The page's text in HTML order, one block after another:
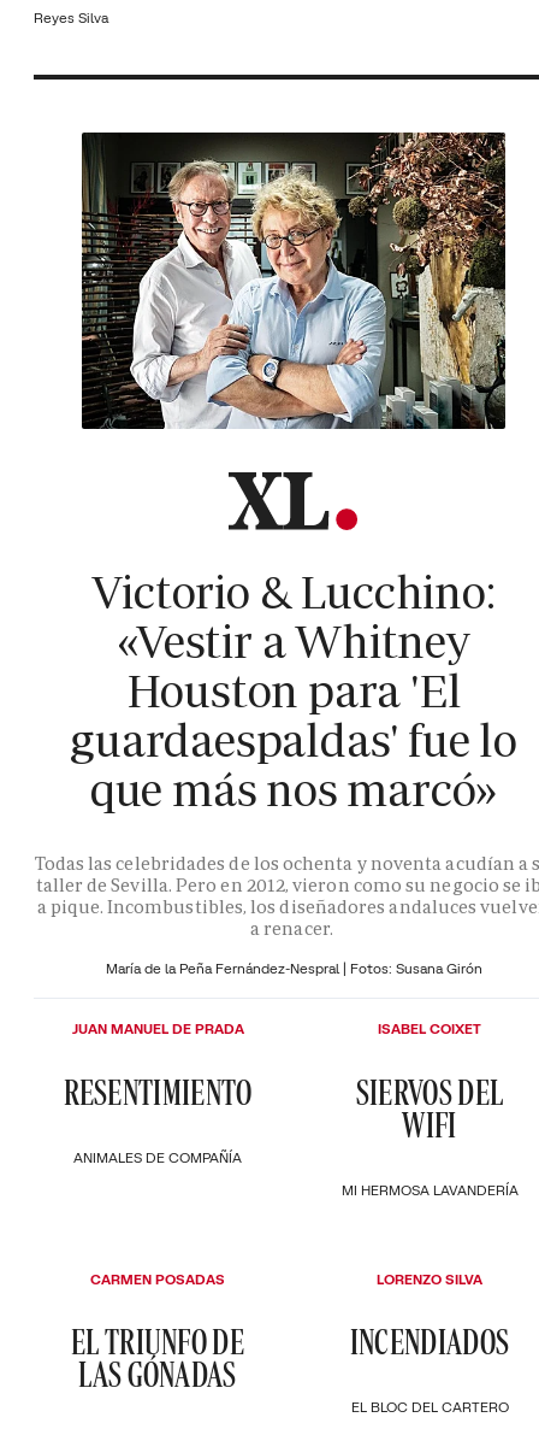
Reyes Silva
Victorio & Lucchino:
«Vestir a Whitney
Houston para 'El
guardaespaldas' fue lo
que más nos marcó»
Todas las celebridades de los ochenta y noventa acudían a
taller de Sevilla. Pero en 2012, vieron como su negocio se
a pique. Incombustibles, los diseñadores andaluces
a renacer.
María de la Peña Fernández-Nespral | Fotos: Susana Girón
ANIMALES DE COMPAÑÍA
RESENTIMIENTO
JUAN MANUEL DE PRADA
MI HERMOSA LAVANDERÍA
SIERVOS DEL
WIFI
ISABEL COIXET
EL TRIUNFO DE
LAS GÓNADAS
CARMEN POSADAS
EL BLOC DEL CARTERO
INCENDIADOS
LORENZO SILVA